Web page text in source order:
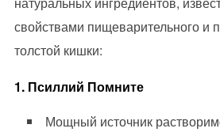
свойствами пищеварительного и
толстой кишки:
1. Псиллий Помните
Мощный источник